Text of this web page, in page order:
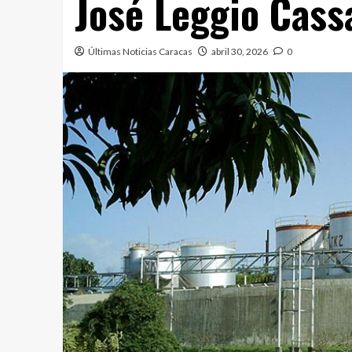
José Leggio
Últimas Noticias Caracas abril 30, 2026 0